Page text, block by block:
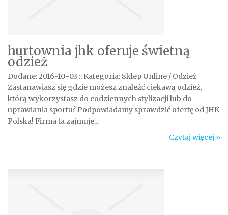
hurtownia jhk oferuje świetną
odzież
Dodane: 2016-10-03 :: Kategoria: Sklep Online / Odzież
Zastanawiasz się gdzie możesz znaleźć ciekawą odzież,
którą wykorzystasz do codziennych stylizacji lub do
uprawiania sportu? Podpowiadamy sprawdzić ofertę od JHK
Polska! Firma ta zajmuje...
Czytaj więcej »